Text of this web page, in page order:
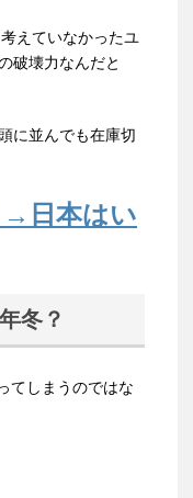
えていなかったユ
破壊力なんだと
に並んでも在庫切
→日本はい
冬？
てしまうのではな